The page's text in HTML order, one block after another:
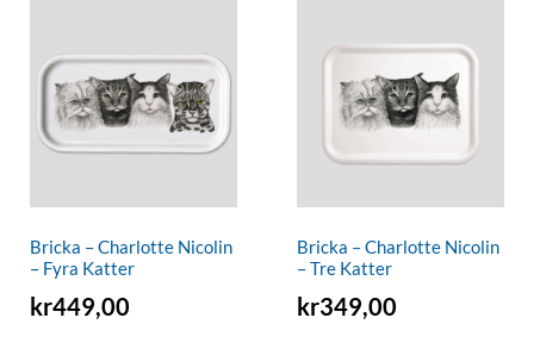
Bricka – Charlotte Nicolin
– Fyra Katter
kr449,00
Bricka – Charlotte Nicolin
– Tre Katter
kr349,00